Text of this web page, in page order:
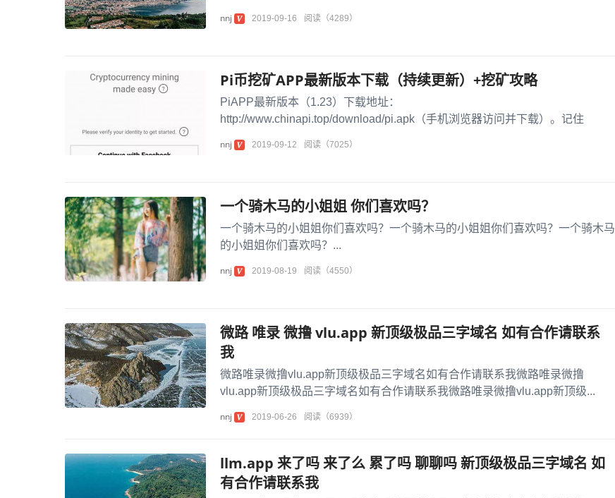
nnj 2019-09-16 阅读（4289）
Pi币挖矿APP最新版本下载（持续更新）+挖矿攻略
PiAPP最新版本（1.23）下载地址：
http://www.chinapi.top/download/pi.apk（手机浏览器访问并下载）。记住
nnj 2019-09-12 阅读（7025）
一个骑木马的小姐姐 你们喜欢吗？
一个骑木马的小姐姐你们喜欢吗？一个骑木马的小姐姐你们喜欢吗？一个骑木马
的小姐姐你们喜欢吗？...
nnj 2019-08-19 阅读（4550）
微路 唯录 微撸 vlu.app 新顶级极品三字域名 如有合作请联系
我
微路唯录微撸vlu.app新顶级极品三字域名如有合作请联系我微路唯录微撸
vlu.app新顶级极品三字域名如有合作请联系我微路唯录微撸vlu.app新顶级...
nnj 2019-06-26 阅读（6939）
llm.app 来了吗 来了么 累了吗 聊聊吗 新顶级极品三字域名 如
有合作请联系我